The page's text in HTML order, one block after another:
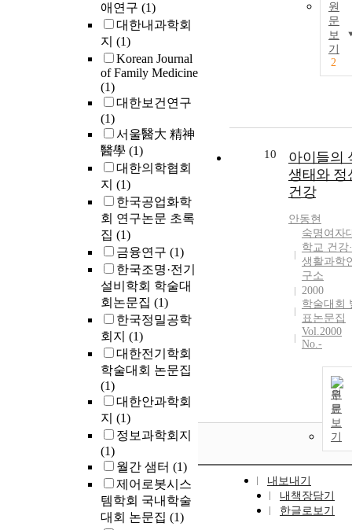
애연구 (1)
대한내과학회
지 (1)
Korean Journal
of Family Medicine
(1)
대한보건연구
(1)
서울醫大 精神
醫學 (1)
대한의학협회
지 (1)
한국공업화학
회 연구논문 초록
집 (1)
금융연구 (1)
한국조명·전기
설비학회 학술대
회논문집 (1)
한국정밀공학
회지 (1)
대한전기학회
학술대회 논문집
(1)
대한안과학회
지 (1)
정보과학회지
(1)
월간 샘터 (1)
제어로봇시스
템학회 국내학술
대회 논문집 (1)
원
문
보
기
2
10
아이들의
생태와 정
건강
안동현
숙명여자
학교 건강·
생활과학
구소
2000
학술대회
표논문집
Vol.2000
No.-
원
문
보
기
내보내기
내책장담기
한글로보기